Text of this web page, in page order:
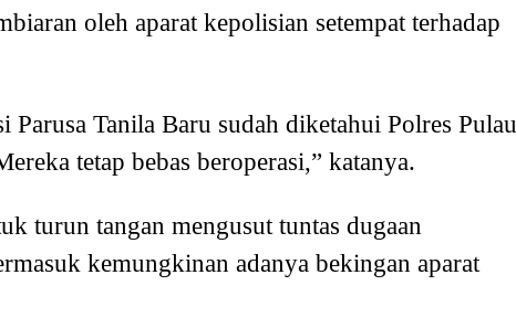
oleh aparat kepolisian setempat terhadap
Parusa Tanila Baru sudah diketahui Polres Pulau
tetap bebas beroperasi,” katanya.
turun tangan mengusut tuntas dugaan
kemungkinan adanya bekingan aparat